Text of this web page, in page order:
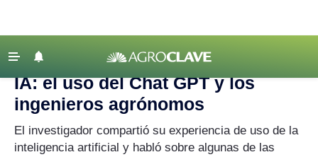
Agricultura
Lechería
‹ VOLVER
Agroclave Tecnología | Chat GPT
IA: el uso del Chat GPT y los
ingenieros agrónomos
El investigador compartió su experiencia de uso de la
inteligencia artificial y habló sobre algunas de las